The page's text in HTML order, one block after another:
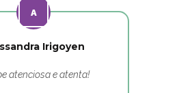
Irigoyen
atenciosa e atenta!